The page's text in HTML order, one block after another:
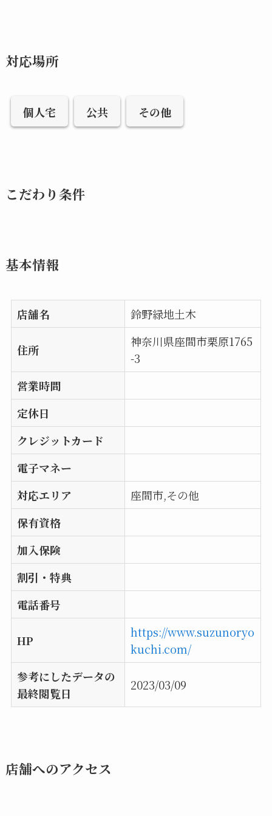
対応場所
個人宅 公共 その他
こだわり条件
基本情報
店舗名 鈴野緑地土木
住所
神奈川県座間市栗原1765
-3
営業時間
定休日
クレジットカード
電子マネー
対応エリア
座間市,その他
保有資格
加入保険
割引・特典
電話番号
HP
https://www.suzunoryo
kuchi.com/
参考にしたデータの
最終閲覧日
2023/03/09
店舗へのアクセス